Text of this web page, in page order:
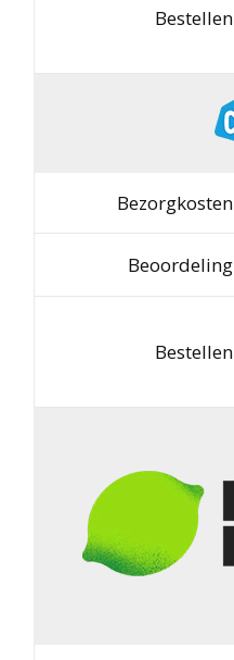
Bestellen
Bezorgkosten
Beoordeling
Bestellen